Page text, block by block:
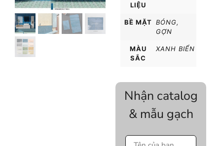
LIỆU
BỀ MẶT BÓNG,
GỢN
MÀU
SẮC
XANH BIỂN
Nhận catalog
& mẫu gạch